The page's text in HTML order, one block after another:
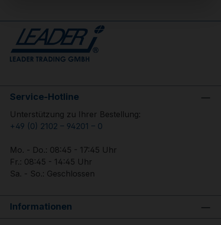
Service-Hotline
Unterstützung zu Ihrer Bestellung:
+49 (0) 2102 – 94201 – 0
Mo. - Do.: 08:45 - 17:45 Uhr
Fr.: 08:45 - 14:45 Uhr
Sa. - So.: Geschlossen
Informationen